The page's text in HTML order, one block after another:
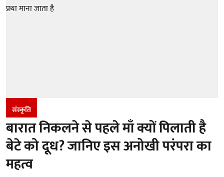
संस्कृति
बारात निकलने से पहले माँ क्यों पिलाती है
बेटे को दूध? जानिए इस अनोखी परंपरा का
महत्व